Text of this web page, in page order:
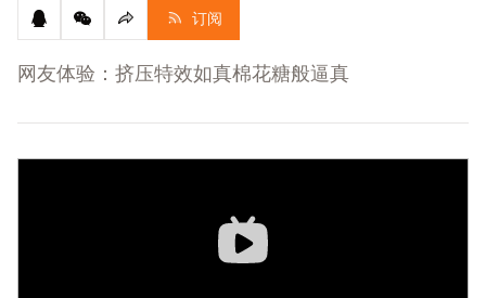
订阅
网友体验：挤压特效如真棉花糖般逼真